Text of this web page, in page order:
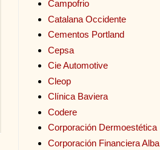
Campofrio
Catalana Occidente
Cementos Portland
Cepsa
Cie Automotive
Cleop
Clínica Baviera
Codere
Corporación Dermoestética
Corporación Financiera Alba